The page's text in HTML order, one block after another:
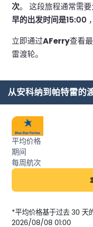
次。 这段旅程通常需要
早的出发时间是15:00 ，
立即通过AFerry查看
雷渡轮。
从安科纳到帕特雷的
*平均价格基于过去 30 天
2026/08/08 01:00